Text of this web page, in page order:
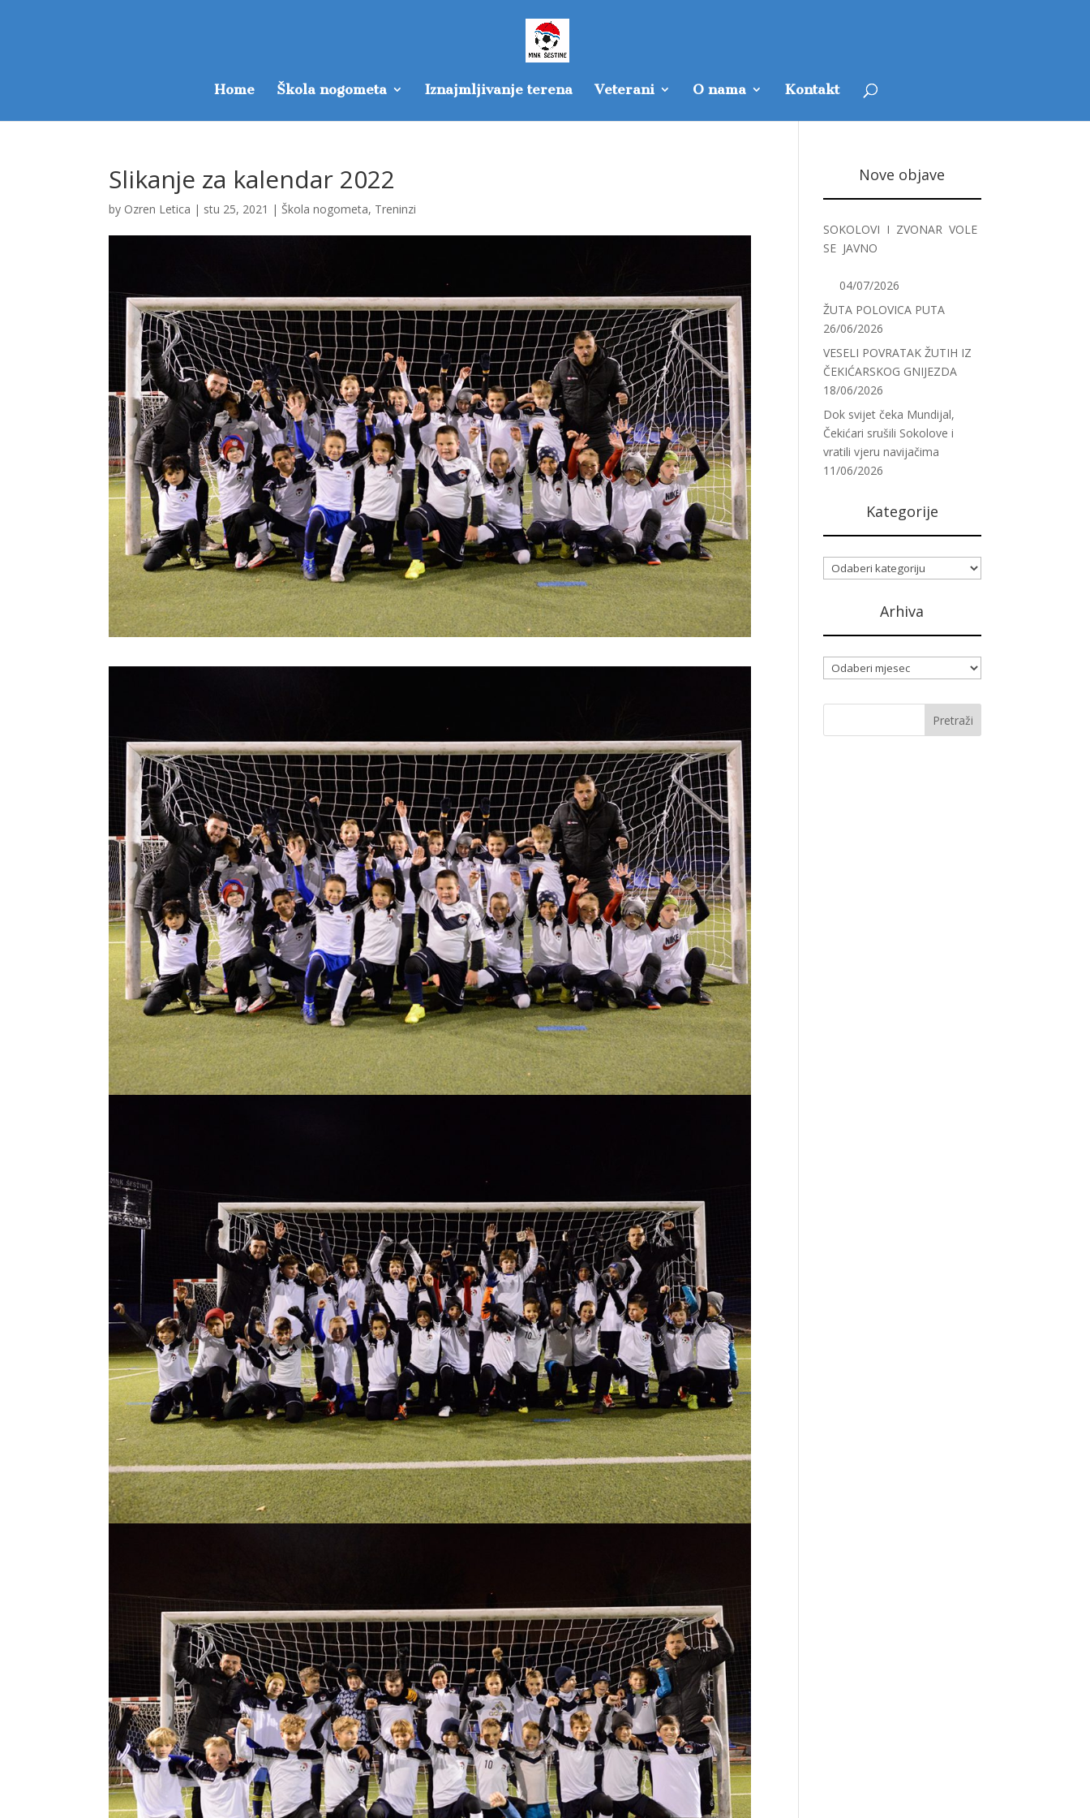
Home Škola nogometa Iznajmljivanje terena Veterani O nama Kontakt
Slikanje za kalendar 2022
by Ozren Letica | stu 25, 2021 |Škola nogometa, Treninzi
Nove objave
SOKOLOVI I ZVONAR VOLE
SE JAVNO
04/07/2026
ŽUTA POLOVICA PUTA
26/06/2026
VESELI POVRATAK ŽUTIH IZ
ČEKIĆARSKOG GNIJEZDA
18/06/2026
Dok svijet čeka Mundijal,
Čekićari srušili Sokolove i
vratili vjeru navijačima
11/06/2026
Kategorije
Kategorije
Arhiva
Arhiva